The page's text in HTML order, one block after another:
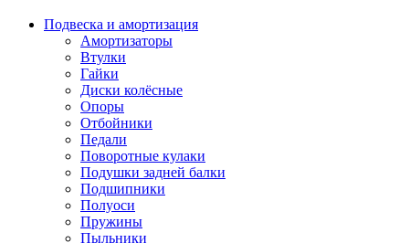
Подвеска и амортизация
Амортизаторы
Втулки
Гайки
Диски колёсные
Опоры
Отбойники
Педали
Поворотные кулаки
Подушки задней балки
Подшипники
Полуоси
Пружины
Пыльники